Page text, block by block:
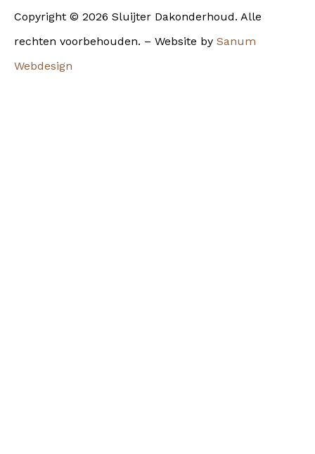
Copyright © 2026 Sluijter Dakonderhoud. Alle
rechten voorbehouden. – Website by Sanum
Webdesign